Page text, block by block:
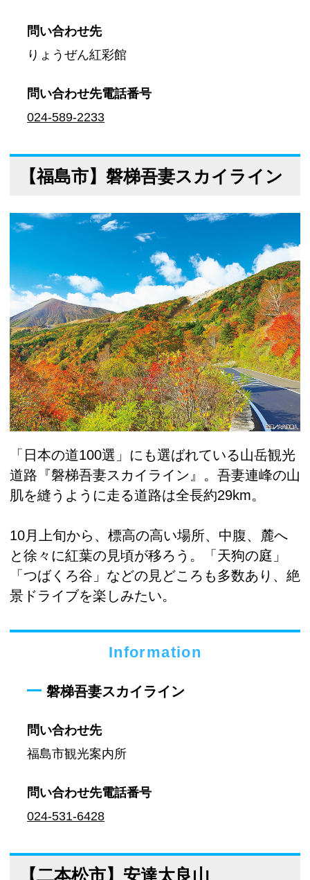
問い合わせ先
りょうぜん紅彩館
問い合わせ先電話番号
024-589-2233
【福島市】磐梯吾妻スカイライン
「日本の道100選」にも選ばれている山岳観光
道路『磐梯吾妻スカイライン』。吾妻連峰の山
肌を縫うように走る道路は全長約29km。
10月上旬から、標高の高い場所、中腹、麓へ
と徐々に紅葉の見頃が移ろう。「天狗の庭」
「つばくろ谷」などの見どころも多数あり、絶
景ドライブを楽しみたい。
Information
磐梯吾妻スカイライン
問い合わせ先
福島市観光案内所
問い合わせ先電話番号
024-531-6428
【二本松市】安達太良山